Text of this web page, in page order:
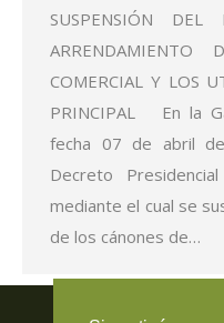
SUSPENSIÓN
COMERCIAL Y LOS
PRINCIPAL En la
fecha 07 de abril
Decreto
mediante el cual se
de los cánones de…